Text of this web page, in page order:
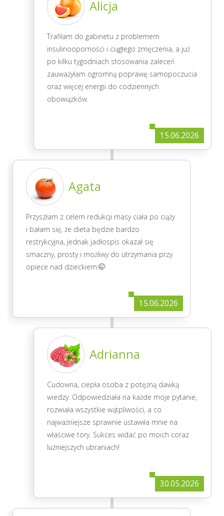
Alicja
Trafiłam do gabinetu z problemem
insulinooporności i ciągłego zmęczenia, a już
po kilku tygodniach stosowania zaleceń
zauważyłam ogromną poprawę samopoczucia
oraz więcej energii do codziennych
obowiązków.
15.06.2026
Agata
Przyszłam z celem redukcji masy ciała po ciąży
i bałam się, że dieta będzie bardzo
restrykcyjna, jednak jadłospis okazał się
smaczny, prosty i możliwy do utrzymania przy
opiece nad dzieckiem.🤭
15.06.2026
Adrianna
Cudowna, ciepła osoba z potężną dawką
wiedzy. Odpowiedziała na każde moje pytanie,
rozwiała wszystkie wątpliwości, a co
najważniejsze sprawnie ustawiła mnie na
właściwe tory. Sukces widać po moich coraz
luźniejszych ubraniach!
30.05.2026